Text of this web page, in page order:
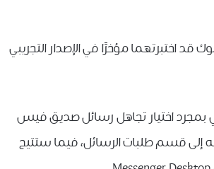
قد اختبرتهما ﻣﺆﺧﺮًﺍ ﻓﻲ ﺍﻹﺻﺪﺍﺭ ﺍﻟﺘﺠﺮﻳﺒﻲ
ﺑﻤﺠﺮﺩ ﺍﺧﺘﻴﺎﺭ ﺗﺠﺎﻫﻞ ﺭﺳﺎﺋﻞ ﺻﺪﻳﻖ ﻓﻴﺲ
ﺇﻟﻰ ﻗﺴﻢ ﻃﻠﺒﺎﺕ ﺍﻟﺮﺳﺎﺋﻞ، فيما ستتيح